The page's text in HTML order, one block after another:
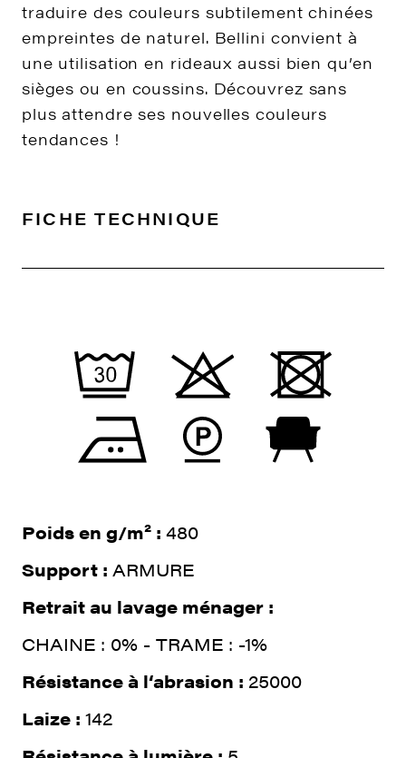
traduire des couleurs subtilement chinées
empreintes de naturel. Bellini convient à
une utilisation en rideaux aussi bien qu’en
sièges ou en coussins. Découvrez sans
plus attendre ses nouvelles couleurs
tendances !
FICHE TECHNIQUE
Poids en g/m² : 480
Support : ARMURE
Retrait au lavage ménager :
CHAINE : 0% - TRAME : -1%
Résistance à l‘abrasion : 25000
Laize : 142